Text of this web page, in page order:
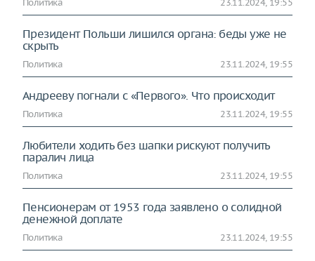
Политика 23.11.2024, 19:55
Президент Польши лишился органа: беды уже не
скрыть
Политика 23.11.2024, 19:55
Андрееву погнали с «Первого». Что происходит
Политика 23.11.2024, 19:55
Любители ходить без шапки рискуют получить
паралич лица
Политика 23.11.2024, 19:55
Пенсионерам от 1953 года заявлено о солидной
денежной доплате
Политика 23.11.2024, 19:55